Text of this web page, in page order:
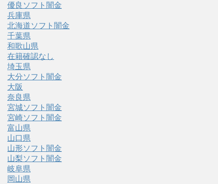
優良ソフト闇金
兵庫県
北海道ソフト闇金
千葉県
和歌山県
在籍確認なし
埼玉県
大分ソフト闇金
大阪
奈良県
宮城ソフト闇金
宮崎ソフト闇金
富山県
山口県
山形ソフト闇金
山梨ソフト闇金
岐阜県
岡山県